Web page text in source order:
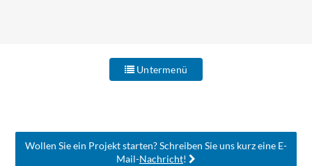
Untermenü
Wollen Sie ein Projekt starten? Schreiben Sie uns kurz eine E-
Mail-Nachricht!